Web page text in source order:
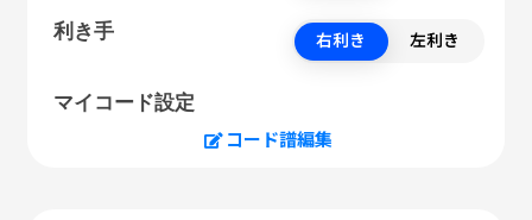
利き手 右利き 左利き
マイコード設定
コード譜編集